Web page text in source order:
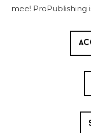
mee! ProPublishing